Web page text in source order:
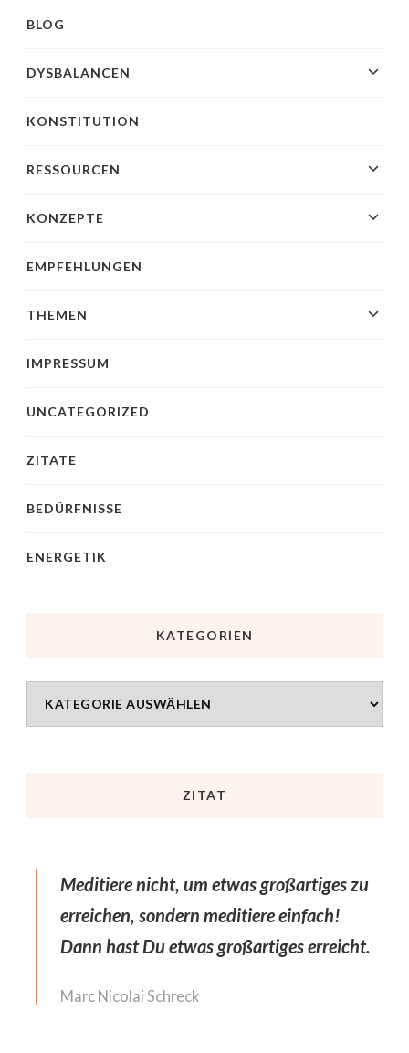
BLOG
DYSBALANCEN
KONSTITUTION
RESSOURCEN
KONZEPTE
EMPFEHLUNGEN
THEMEN
IMPRESSUM
UNCATEGORIZED
ZITATE
BEDÜRFNISSE
ENERGETIK
KATEGORIEN
ZITAT
Meditiere nicht, um etwas großartiges zu
erreichen, sondern meditiere einfach!
Dann hast Du etwas großartiges erreicht.
Marc Nicolai Schreck